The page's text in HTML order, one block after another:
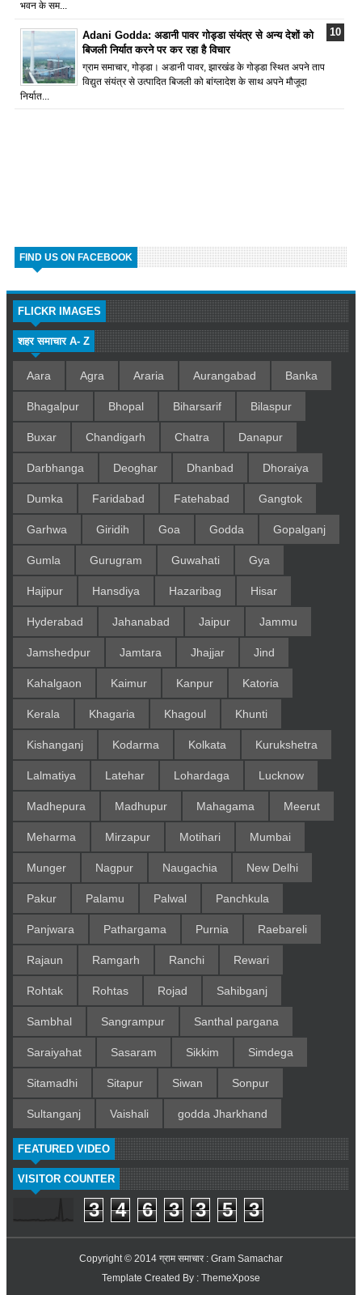
भवन के सम...
Adani Godda: अडानी पावर गोड्डा संयंत्र से अन्य देशों को
बिजली निर्यात करने पर कर रहा है विचार
ग्राम समाचार, गोड्डा। अडानी पावर, झारखंड के गोड्डा स्थित अपने ताप
विद्युत संयंत्र से उत्पादित बिजली को बांग्लादेश के साथ अपने मौजूदा
निर्यात...
FIND US ON FACEBOOK
FLICKR IMAGES
शहर समाचार A- Z
Aara Agra Araria Aurangabad Banka
Bhagalpur Bhopal Biharsarif Bilaspur
Buxar Chandigarh Chatra Danapur
Darbhanga Deoghar Dhanbad Dhoraiya
Dumka Faridabad Fatehabad Gangtok
Garhwa Giridih Goa Godda Gopalganj
Gumla Gurugram Guwahati Gya
Hajipur Hansdiya Hazaribag Hisar
Hyderabad Jahanabad Jaipur Jammu
Jamshedpur Jamtara Jhajjar Jind
Kahalgaon Kaimur Kanpur Katoria
Kerala Khagaria Khagoul Khunti
Kishanganj Kodarma Kolkata Kurukshetra
Lalmatiya Latehar Lohardaga Lucknow
Madhepura Madhupur Mahagama Meerut
Meharma Mirzapur Motihari Mumbai
Munger Nagpur Naugachia New Delhi
Pakur Palamu Palwal Panchkula
Panjwara Pathargama Purnia Raebareli
Rajaun Ramgarh Ranchi Rewari
Rohtak Rohtas Rojad Sahibganj
Sambhal Sangrampur Santhal pargana
Saraiyahat Sasaram Sikkim Simdega
Sitamadhi Sitapur Siwan Sonpur
Sultanganj Vaishali godda Jharkhand
FEATURED VIDEO
VISITOR COUNTER
3 4 6 3 3 5 3
Copyright © 2014 ग्राम समाचार : Gram Samachar
Template Created By : ThemeXpose